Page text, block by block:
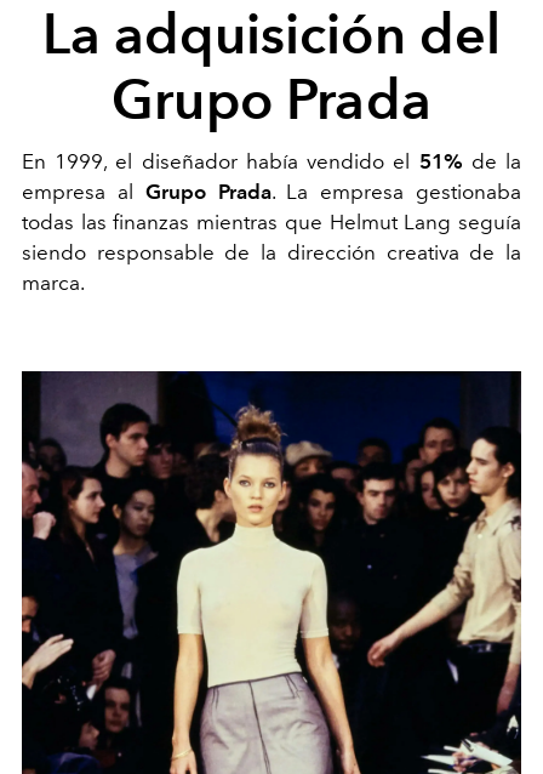
La adquisición del
Grupo Prada
En 1999, el diseñador había vendido el 51% de la
empresa al Grupo Prada. La empresa gestionaba
todas las finanzas mientras que Helmut Lang seguía
siendo responsable de la dirección creativa de la
marca.